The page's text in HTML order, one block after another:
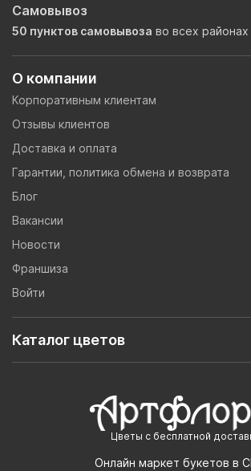
Цветы с бесплатной
Онлайн маркет букетов в
О компании
Корпоративным клиентам
Отзывы клиентов
Доставка и оплата
Гарантии, политика обмена и возврата
Блог
Вакансии
Новости
Франшиза
Войти
Каталог цветов
Самовывоз
50 пунктов самовывоза во всех